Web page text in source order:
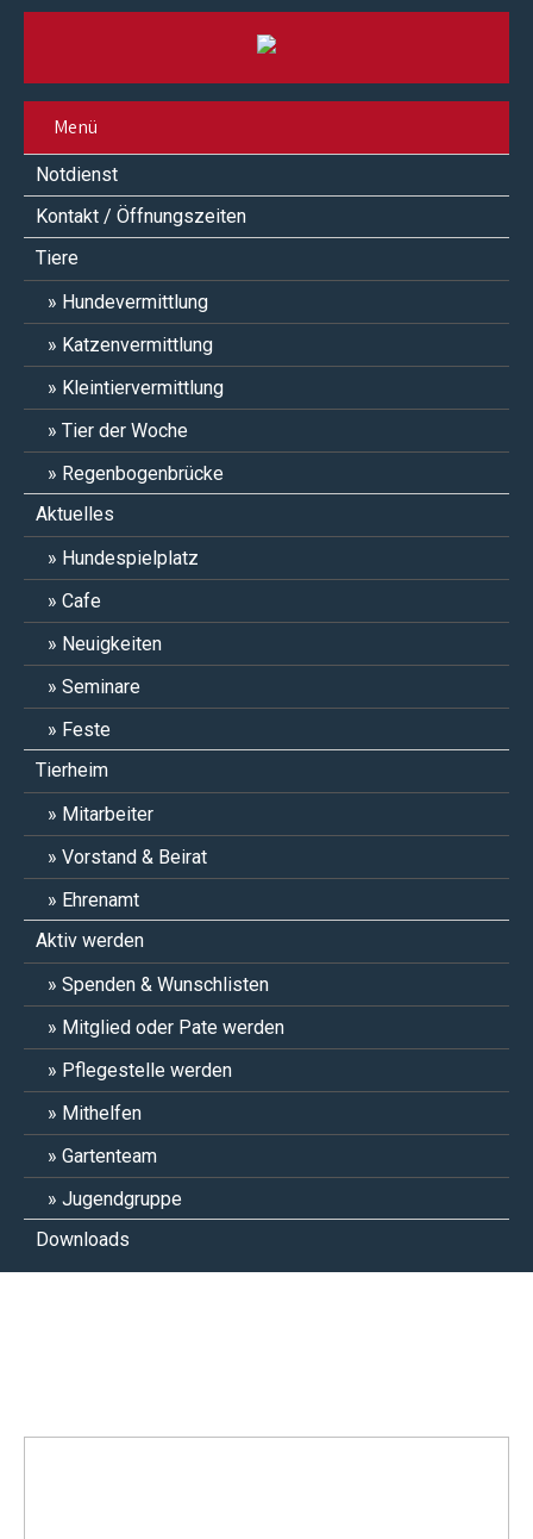
Menü
Notdienst
Kontakt / Öffnungszeiten
Tiere
Hundevermittlung
Katzenvermittlung
Kleintiervermittlung
Tier der Woche
Regenbogenbrücke
Aktuelles
Hundespielplatz
Cafe
Neuigkeiten
Seminare
Feste
Tierheim
Mitarbeiter
Vorstand & Beirat
Ehrenamt
Aktiv werden
Spenden & Wunschlisten
Mitglied oder Pate werden
Pflegestelle werden
Mithelfen
Gartenteam
Jugendgruppe
Downloads